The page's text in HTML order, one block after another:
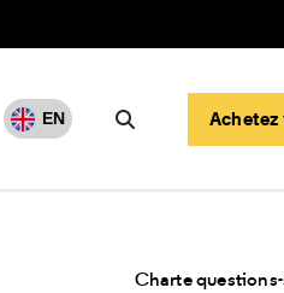
EN
Rechercher
Charte